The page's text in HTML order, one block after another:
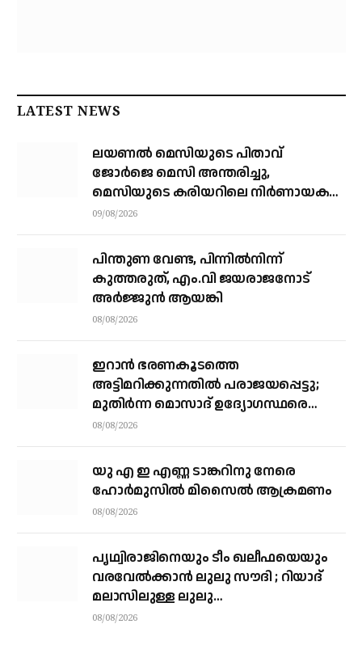
LATEST NEWS
ലയണൽ മെസിയുടെ പിതാവ്
ജോർജെ മെസി അന്തരിച്ചു, ​
മെസിയുടെ കരിയറിലെ നിർണായക
ശക്തി
09/08/2026
പിന്തുണ വേണ്ട, പിന്നിൽനിന്ന്
കുത്തരുത്, എം.വി ജയരാജനോട്
അർജ്ജുൻ ആയങ്കി
08/08/2026
ഇറാന്‍ ഭരണകൂടത്തെ
അട്ടിമറിക്കുന്നതില്‍ പരാജയപ്പെട്ടു;
മുതിര്‍ന്ന മൊസാദ് ഉദ്യോഗസ്ഥരെ
പിരിച്ചുവിട്ടു
08/08/2026
യു എ ഇ എണ്ണ ടാങ്കറിനു നേരെ
ഹോര്‍മുസില്‍ മിസൈല്‍ ആക്രമണം
08/08/2026
പൃഥ്വിരാജിനെയും ടീം ഖലീഫയെയും
വരവേല്‍ക്കാന്‍ ലുലു സൗദി ; റിയാദ്
മലാസിലുള്ള ലുലു
ഹൈപ്പര്‍മാര്‍ക്കറ്റിലാണ് സംഘം
08/08/2026